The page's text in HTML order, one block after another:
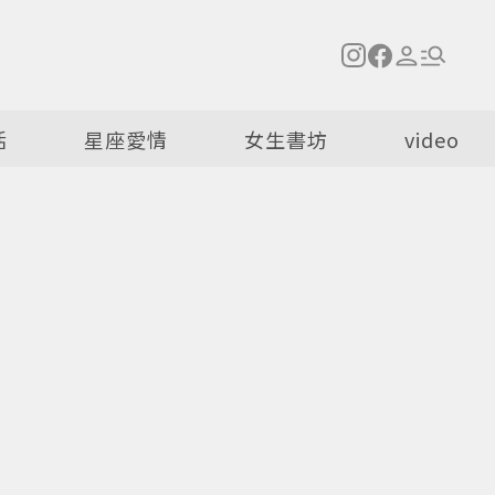
星座愛情 女生書坊 video